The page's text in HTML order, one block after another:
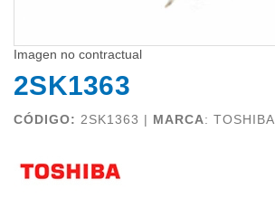
Imagen no contractual
2SK1363
CÓDIGO: 2SK1363 | MARCA: TOSHIBA